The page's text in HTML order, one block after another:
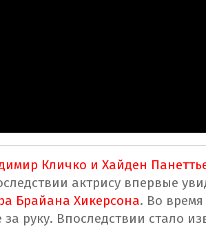
Кличко и Хайден
актрису впервые
Брайана Хикерсона. Во
руку. Впоследствии стало